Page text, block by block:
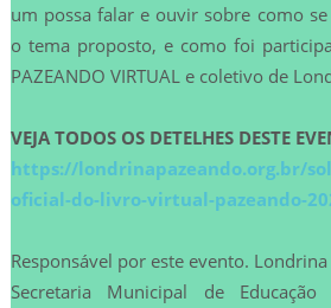
um possa falar e ouvir sobre como
o tema proposto, e como foi
PAZEANDO VIRTUAL e coletivo de
VEJA TODOS OS DETELHES DESTE
https://londrinapazeando.org.br/
oficial-do-livro-virtual-pazeando-
Responsável por este evento. Londrina
Secretaria Municipal de